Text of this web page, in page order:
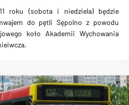
roku (sobota i niedziela) będzie
do pętli Sępolno z powodu
koło Akademii Wychowania